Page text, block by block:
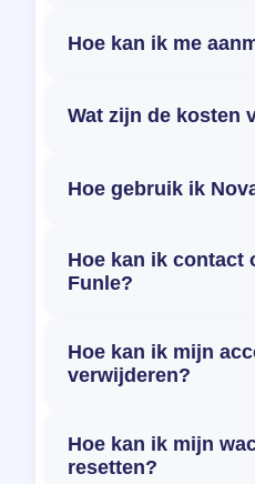
Hoe kan ik me
Wat zijn de kosten
Hoe gebruik ik
Hoe kan ik contact
Funle?
Hoe kan ik mijn
verwijderen?
Hoe kan ik mijn
resetten?